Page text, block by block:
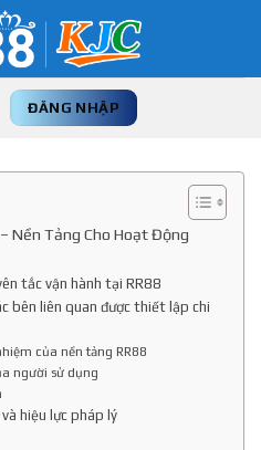
ĐĂNG NHẬP
Nền Tảng Cho Hoạt Động
tắc vận hành tại RR88
bên liên quan được thiết lập chi
của nền tảng RR88
người sử dụng
hiệu lực pháp lý